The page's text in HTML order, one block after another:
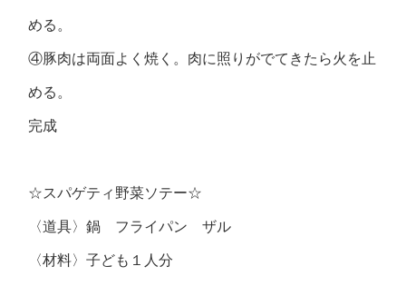
める。
④豚肉は両面よく焼く。肉に照りがでてきたら火を止
める。
完成
☆スパゲティ野菜ソテー☆
〈道具〉鍋 フライパン ザル
〈材料〉子ども１人分